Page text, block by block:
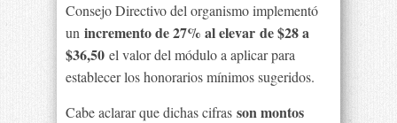
Consejo Directivo del organismo implementó
un incremento de 27% al elevar de $28 a
$36,50 el valor del módulo a aplicar para
establecer los honorarios mínimos sugeridos.
Cabe aclarar que dichas cifras son montos